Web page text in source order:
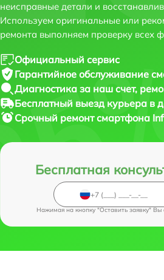
неисправные детали и
Используем оригинальные или
ремонта выполняем проверку всех
Официальный сервис
Гарантийное обслуживание
Диагностика за наш счет,
Бесплатный выезд курьера в
Срочный ремонтсмартфона
Бесплатная
Нажимая на кнопку "Оставить заявку" Вы